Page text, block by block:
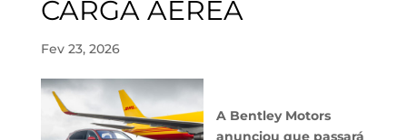
CARGA AÉREA
Fev 23, 2026
A Bentley Motors
anunciou que passará